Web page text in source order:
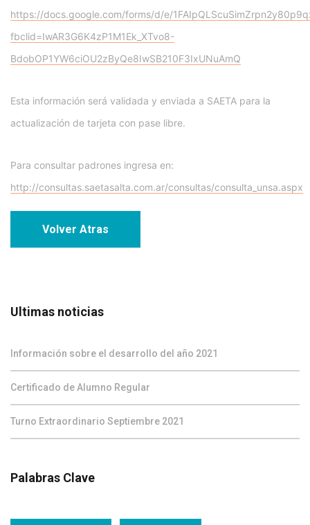
https://docs.google.com/forms/d/e/
fbclid=IwAR3G6K4zP1M1Ek_XTvo8-
BdobOP1YW6ciOU2zByQe8IwSB210F3IxUNuAmQ
Esta información será validada y enviada a SAETA para la
actualización de tarjeta con pase libre.
Para consultar padrones ingresa en:
http://consultas.saetasalta.com.ar/consultas/consulta_unsa.aspx
Volver Atras
Ultimas noticias
Información sobre el desarrollo del año 2021
Certificado de Alumno Regular
Turno Extraordinario Septiembre 2021
Palabras Clave